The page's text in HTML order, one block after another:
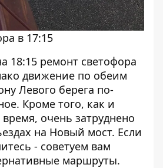
в 17:15
18:15 ремонт светофора
движение по обеим
Левого берега по-
Кроме того, как и
очень затруднено
на Новый мост. Если
- советуем вам
маршруты.